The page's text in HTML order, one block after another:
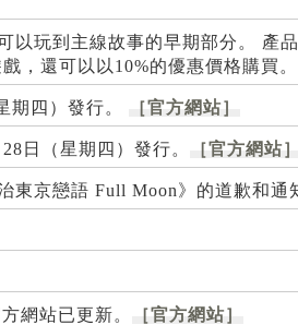
以玩到主線故事的早期部分。 產
，還可以以10%的優惠價格購買。
期四）發行。 ［官方網站］
日（星期四）發行。 ［官方網站］
東京戀語 Full Moon》的道歉和通
網站已更新。 ［官方網站］